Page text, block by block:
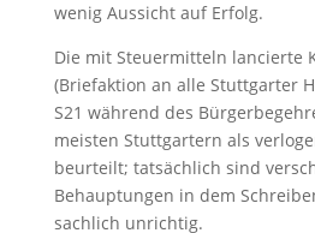
wenig Aussicht auf Erfolg.
Die mit Steuermitteln lancierte
(Briefaktion an alle Stuttgarter
S21 während des
meisten Stuttgartern als
beurteilt; tatsächlich sind
Behauptungen in dem
sachlich unrichtig.